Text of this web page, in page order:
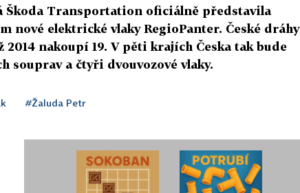
Škoda Transportation oficiálně představila
nové elektrické vlaky RegioPanter. České dráhy
2014 nakoupí 19. V pěti krajích Česka tak bude
souprav a čtyři dvouvozové vlaky.
#Žaluda Petr